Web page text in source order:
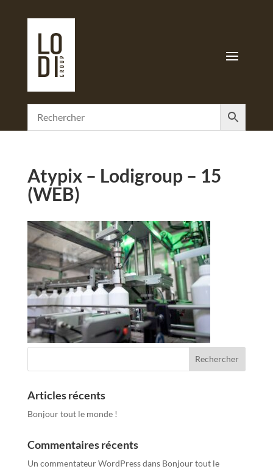
Atypix – Lodigroup – 15
(WEB)
Articles récents
Bonjour tout le monde !
Commentaires récents
Un commentateur WordPressdans Bonjour tout le